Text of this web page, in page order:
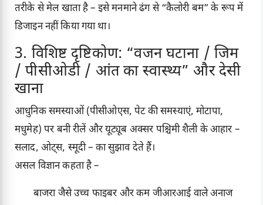
तरीके से मेल खाता है – इसे मनमाने ढंग से “कैलोरी बम” के रूप में
डिजाइन नहीं किया गया था।
3. विशिष्ट दृष्टिकोण: “वजन घटाना / जिम
/ पीसीओडी / आंत का स्वास्थ्य” और देसी
खाना
आधुनिक समस्याओं (पीसीओएस, पेट की समस्याएं, मोटापा,
मधुमेह) पर बनी रीलें और यूट्यूब अक्सर पश्चिमी शैली के आहार –
सलाद, ओट्स, स्मूदी – का सुझाव देते हैं।
असल विज्ञान कहता है –
बाजरा जैसे उच्च फाइबर और कम जीआरआई वाले अनाज